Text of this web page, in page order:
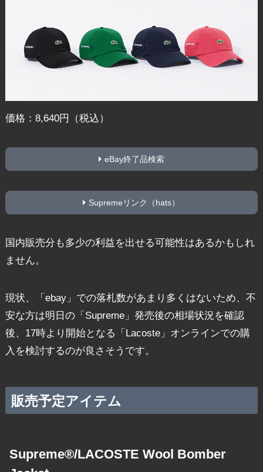
価格：8,640円（税込）
eBay終了品検索
Supremeリンク（hats）
国内販売分も多少の利益を出せる可能性はあるかもしれ
ません。
現状、「ebay」での落札数があまり多くはないため、不
安な方は明日の「Supreme」発売後の相場状況を確認
後、17時より開始となる「Lacoste」オンラインでの購
入を検討するのが良さそうです。
販売予定アイテム
Supreme®/LACOSTE Wool Bomber